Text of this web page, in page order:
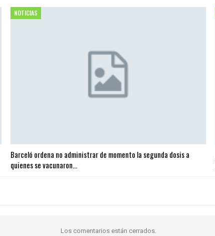
NOTICIAS
Barceló ordena no administrar de momento la segunda dosis a
quienes se vacunaron…
Los comentarios están cerrados.